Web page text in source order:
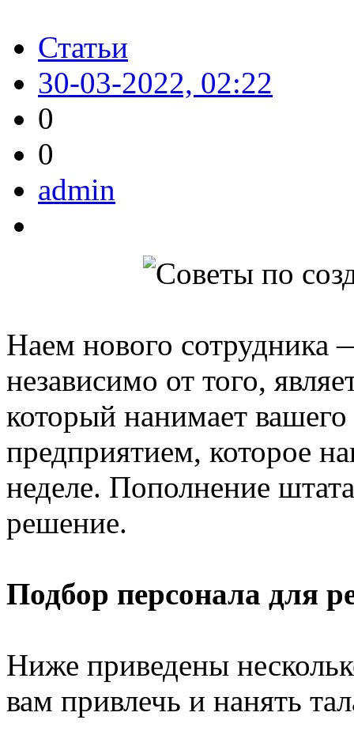
Статьи
30-03-2022, 02:22
0
0
admin
Наем нового сотрудника
независимо от того,
который нанимает
предприятием, которое
неделе. Пополнение
решение.
Подбор персонала для
Ниже приведены
вам привлечь и нанять